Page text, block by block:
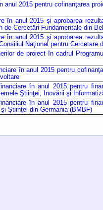
anul 2015 pentru cofinanţarea
în anul 2015 şi aprobarea
Cercetări Fundamentale din
în anul 2015 şi aprobarea
Naţional pentru Cercetare
de proiect în cadrul
în anul 2015 pentru
în anul 2015 pentru
Ştiinţei, Inovării şi
în anul 2015 pentru
Ştiinţei din Germania (BMBF)